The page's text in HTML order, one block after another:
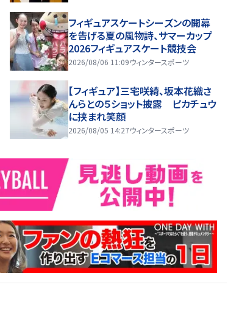
フィギュアスケートシーズンの開幕
を告げる夏の風物詩、サマーカップ
2026フィギュアスケート競技会
2026/08/06 11:09ウィンタースポーツ
【フィギュア】三宅咲綺、坂本花織さ
んらとの５ショット披露 ピカチュウ
に挟まれ笑顔
2026/08/05 14:27ウィンタースポーツ